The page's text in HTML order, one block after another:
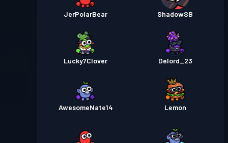
JerPolarBear ShadowSB
Lucky7Clover Delord_23
AwesomeNate14 Lemon